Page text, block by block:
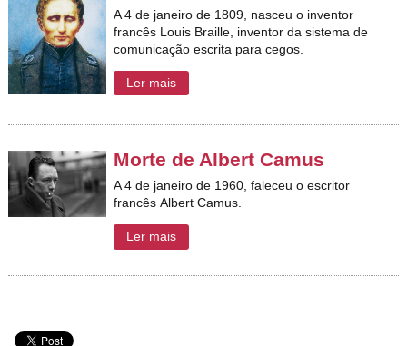
A 4 de janeiro de 1809, nasceu o inventor
francês Louis Braille, inventor da sistema de
comunicação escrita para cegos.
Ler mais
Morte de Albert Camus
A 4 de janeiro de 1960, faleceu o escritor
francês Albert Camus.
Ler mais